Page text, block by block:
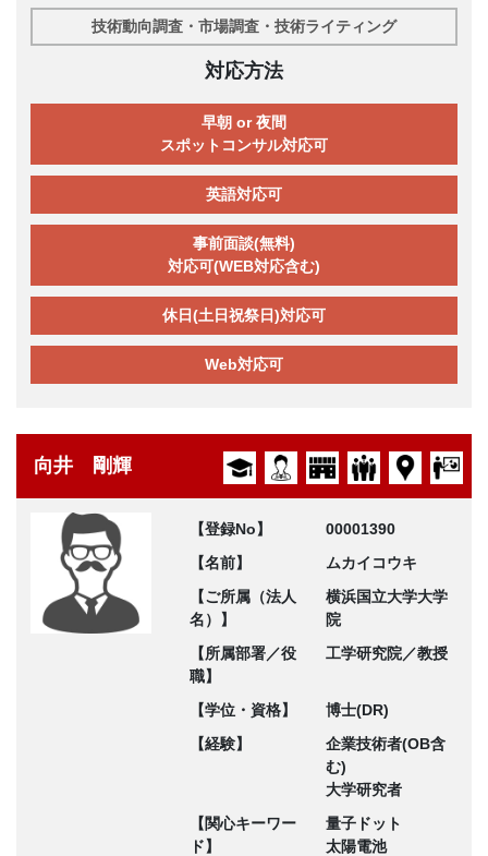
技術動向調査・市場調査・技術ライティング
対応方法
早朝 or 夜間
スポットコンサル対応可
英語対応可
事前面談(無料)
対応可(WEB対応含む)
休日(土日祝祭日)対応可
Web対応可
向井 剛輝
【登録No】
00001390
【名前】
ムカイコウキ
【ご所属（法人
名）】
横浜国立大学大学
院
【所属部署／役
職】
工学研究院／教授
【学位・資格】
博士(DR)
【経験】
企業技術者(OB含
む)
大学研究者
【関心キーワー
ド】
量子ドット
太陽電池